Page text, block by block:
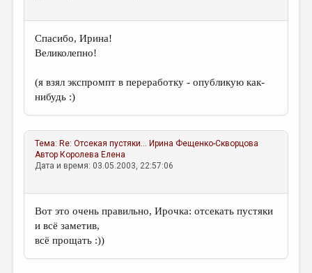
ЦИКЛЫ ПУБЛИКАЦИЙ
ТРЕДИАКОВСКИЙ
МЕДИА
Спасибо, Ирина!
Великолепно!
(я взял экспромпт в переработку - опубликую как-
нибудь :)
Тема: Re: Отсекая пустяки... Ирина Фещенко-Скворцова
Автор Королева Елена
Дата и время: 03.05.2003, 22:57:06
Вот это очень правильно, Ирочка: отсекать пустяки
и всё заметив,
всё прощать :))